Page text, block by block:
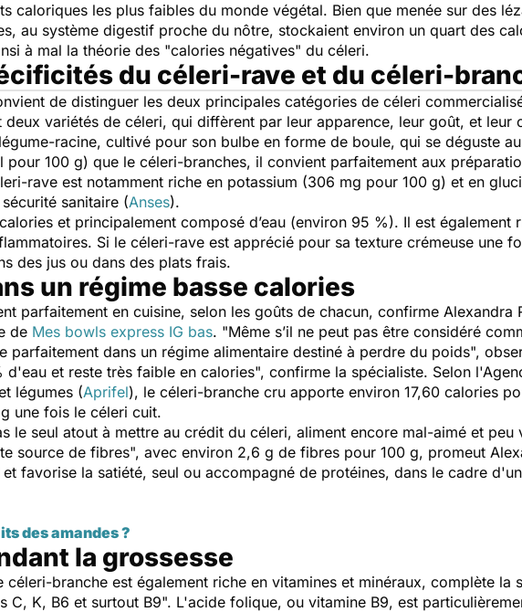
caloriques les plus faibles du monde végétal. Bien que menée sur des
au système digestif proche du nôtre, stockaient environ un quart des
à mal la théorie des "calories négatives" du céleri.
du céleri-rave et du céleri-
de distinguer les deux principales catégories de céleri
variétés de céleri, qui diffèrent par leur apparence, leur goût, et leur
racine, cultivé pour son bulbe en forme de boule, qui se déguste
100 g) que le céleri-branches, il convient parfaitement aux
rave est notamment riche en potassium (306 mg pour 100 g) et en
sanitaire (Anses).
et principalement composé d’eau (environ 95 %). Il est également
Si le céleri-rave est apprécié pour sa texture crémeuse une
des jus ou dans des plats frais.
un régime basse calories
parfaitement en cuisine, selon les goûts de chacun, confirme Alexandra
de Mes bowls express IG bas. "Même s’il ne peut pas être considéré
parfaitement dans un régime alimentaire destiné à perdre du poids",
et reste très faible en calories", confirme la spécialiste. Selon
légumes (Aprifel), le céleri-branche cru apporte environ 17,60 calories
une fois le céleri cuit.
le seul atout à mettre au crédit du céleri, aliment encore mal-aimé et peu
source de fibres", avec environ 2,6 g de fibres pour 100 g, promeut
favorise la satiété, seul ou accompagné de protéines, dans le cadre
des amandes ?
la grossesse
céleri-branche est également riche en vitamines et minéraux, complète la
C, K, B6 et surtout B9". L'acide folique, ou vitamine B9, est